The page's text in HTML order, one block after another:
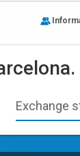
Exchange